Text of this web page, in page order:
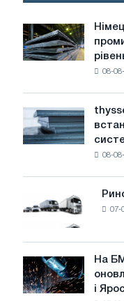
перевага
Німецька
сталеливарна
промисловість
води
загрожує
08-
thyssenkrupp
Rasselstein
встановлює
фотоелектричну
цілей
декарбонізації
08-
Ринок
нових
вантажівок
у
липні
07-
На
БМК
виробили
На
і